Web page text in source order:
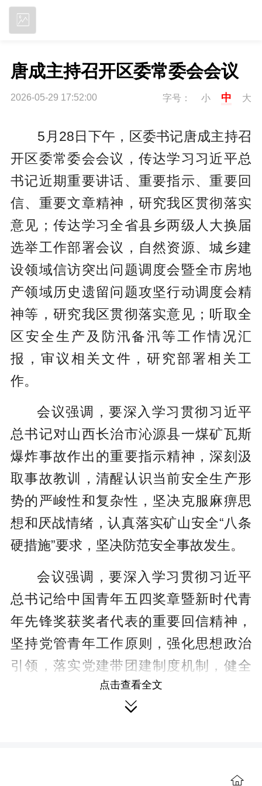
唐成主持召开区委常委会会议
2026-05-29 17:52:00 字号： 小 中 大
5月28日下午，区委书记唐成主持召
开区委常委会会议，传达学习习近平总
书记近期重要讲话、重要指示、重要回
信、重要文章精神，研究我区贯彻落实
意见；传达学习全省县乡两级人大换届
选举工作部署会议，自然资源、城乡建
设领域信访突出问题调度会暨全市房地
产领域历史遗留问题攻坚行动调度会精
神等，研究我区贯彻落实意见；听取全
区安全生产及防汛备汛等工作情况汇
报，审议相关文件，研究部署相关工
作。
会议强调，要深入学习贯彻习近平
总书记对山西长治市沁源县一煤矿瓦斯
爆炸事故作出的重要指示精神，深刻汲
取事故教训，清醒认识当前安全生产形
势的严峻性和复杂性，坚决克服麻痹思
想和厌战情绪，认真落实矿山安全“八条
硬措施”要求，坚决防范安全事故发生。
会议强调，要深入学习贯彻习近平
总书记给中国青年五四奖章暨新时代青
年先锋奖获奖者代表的重要回信精神，
坚持党管青年工作原则，强化思想政治
引领，落实党建带团建制度机制，健全
完善青年人才政策，推动党的青年工作
点击查看全文
